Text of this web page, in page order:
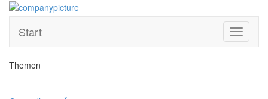
Toggle
Start
Themen